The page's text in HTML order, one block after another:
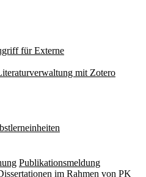
für Externe
mit Zotero
Publikationsmeldung
im Rahmen von PK